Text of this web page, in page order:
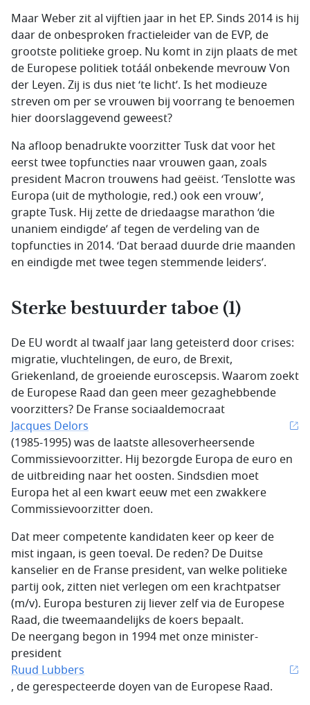
Maar Weber zit al vijftien jaar in het EP. Sinds 2014 is hij
daar de onbesproken fractieleider van de EVP, de
grootste politieke groep. Nu komt in zijn plaats de met
de Europese politiek totáál onbekende mevrouw Von
der Leyen. Zij is dus niet ‘te licht’. Is het modieuze
streven om per se vrouwen bij voorrang te benoemen
hier doorslaggevend geweest?
Na afloop benadrukte voorzitter Tusk dat voor het
eerst twee topfuncties naar vrouwen gaan, zoals
president Macron trouwens had geëist. ‘Tenslotte was
Europa (uit de mythologie, red.) ook een vrouw’,
grapte Tusk. Hij zette de driedaagse marathon ‘die
unaniem eindigde’ af tegen de verdeling van de
topfuncties in 2014. ‘Dat beraad duurde drie maanden
en eindigde met twee tegen stemmende leiders’.
Sterke bestuurder taboe (1)
De EU wordt al twaalf jaar lang geteisterd door crises:
migratie, vluchtelingen, de euro, de Brexit,
Griekenland, de groeiende euroscepsis. Waarom zoekt
de Europese Raad dan geen meer gezaghebbende
voorzitters? De Franse sociaaldemocraat
Jacques Delors
(1985-1995) was de laatste allesoverheersende
Commissievoorzitter. Hij bezorgde Europa de euro en
de uitbreiding naar het oosten. Sindsdien moet
Europa het al een kwart eeuw met een zwakkere
Commissievoorzitter doen.
Dat meer competente kandidaten keer op keer de
mist ingaan, is geen toeval. De reden? De Duitse
kanselier en de Franse president, van welke politieke
partij ook, zitten niet verlegen om een krachtpatser
(m/v). Europa besturen zij liever zelf via de Europese
Raad, die tweemaandelijks de koers bepaalt.
De neergang begon in 1994 met onze minister-
president
Ruud Lubbers
, de gerespecteerde doyen van de Europese Raad.